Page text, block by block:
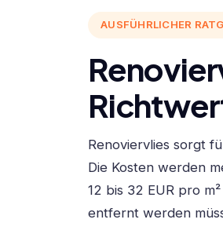
AUSFÜHRLICHER
Renoviervlies sorgt
Die Kosten werden
12 bis 32 EUR pro
entfernt werden